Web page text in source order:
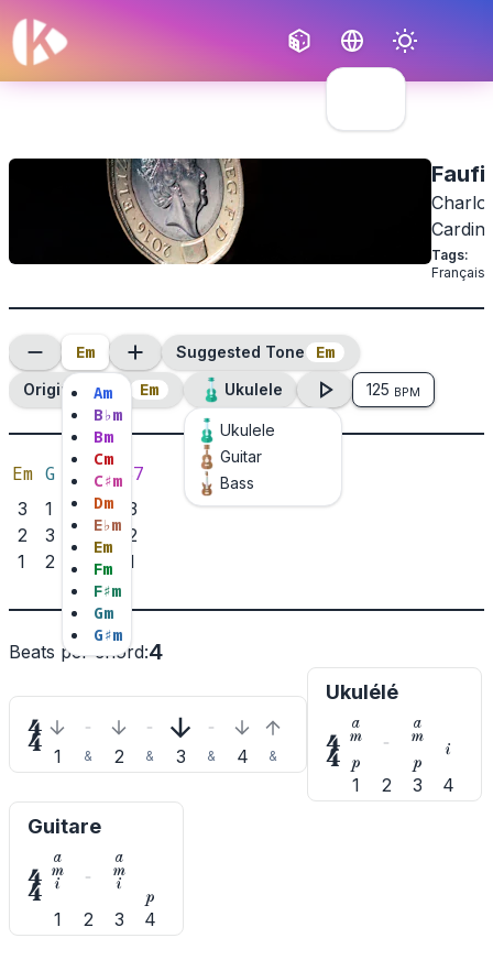
Cardin
Tags:
Français
Em
Am
B♭m
Bm
Cm
C♯m
Dm
E♭m
Em
Fm
F♯m
Gm
G♯m
Suggested Tone Em
Original Tone Em Ukulele
Ukulele
Guitar
Bass
125 BPM
Em
3
2
1
G
1
3
2
Am
2
C
3
B7
3
2
1
Beats per chord:4
 1 & 2 & 3 & 4 &
Ukulélé
 






1 2 3 4
Guitare
 






1 2 3 4